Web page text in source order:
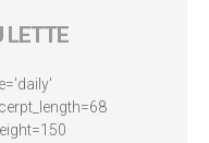
LETTE